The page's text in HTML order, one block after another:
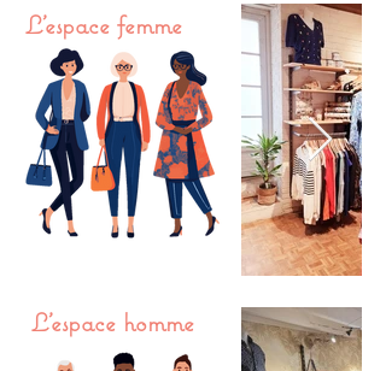
L'espace femme
L'espace homme